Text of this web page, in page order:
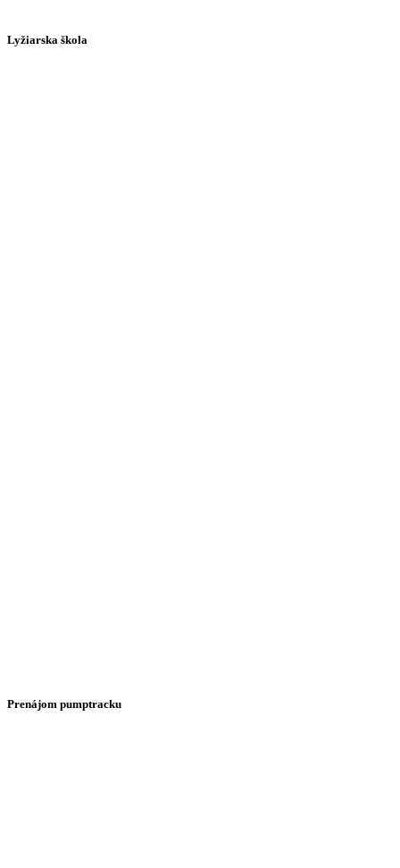
Lyžiarska škola
Prenájom pumptracku